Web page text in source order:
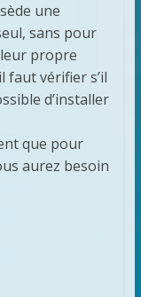
une
sans pour
propre
faut vérifier s’il
d’installer
que pour
aurez besoin